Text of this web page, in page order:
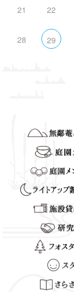
21 22
28 29